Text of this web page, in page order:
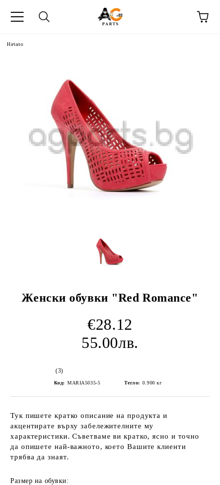
Начало
Женски обувки "Red Romance"
€28.12
55.00лв.
(3)
Код: MARIA5035-5 Тегло: 0.900 кг
Тук пишете кратко описание на продукта и
акцентирате върху забележителните му
характеристики. Съветваме ви кратко, ясно и точно
да опишете най-важното, което Вашите клиенти
трябва да знаят.
Размер на обувки: